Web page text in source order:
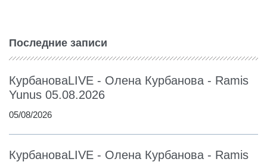
Последние записи
КурбановаLIVE - Олена Курбанова - Ramis
Yunus 05.08.2026
05/08/2026
КурбановаLIVE - Олена Курбанова - Ramis